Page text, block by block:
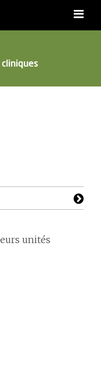
unités